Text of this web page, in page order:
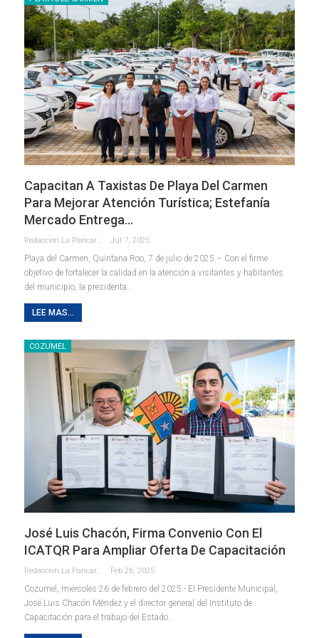
Capacitan A Taxistas De Playa Del Carmen
Para Mejorar Atención Turística; Estefanía
Mercado Entrega…
Redaccion La Pancarta De Quintana Roo Jul 7, 2025
Playa del Carmen, Quintana Roo, 7 de julio de 2025.– Con el firme
objetivo de fortalecer la calidad en la atención a visitantes y habitantes
del municipio, la presidenta…
LEE MAS...
COZUMEL
José Luis Chacón, Firma Convenio Con El
ICATQR Para Ampliar Oferta De Capacitación
Redaccion La Pancarta De Quintana Roo Feb 26, 2025
Cozumel, miércoles 26 de febrero del 2025.- El Presidente Municipal,
José Luis Chacón Méndez y el director general del Instituto de
Capacitación para el trabajo del Estado…